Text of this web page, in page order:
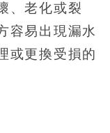
、老化或裂
容易出現漏水
或更換受損的